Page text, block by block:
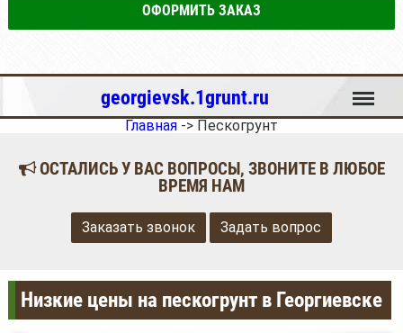
ОФОРМИТЬ ЗАКАЗ
georgievsk.1grunt.ru Меню
Главная -> Пескогрунт
ОСТАЛИСЬ У ВАС ВОПРОСЫ, ЗВОНИТЕ В ЛЮБОЕ
ВРЕМЯ НАМ
Заказать звонок Задать вопрос
Низкие цены на пескогрунт в Георгиевске